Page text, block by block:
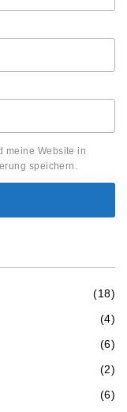
meine Website in
speichern.
(18)
(4)
(6)
(2)
(6)